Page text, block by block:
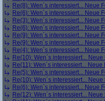
Re(8): Wen´s interessiert... Neue
Re(6): Wen´s interessiert... Neue
Re(3): Wen´s interessiert... Neue
Re(6): Wen´s interessiert... Neue
Re(9): Wen´s interessiert... Neue
Re(9): Wen´s interessiert... Neue
Re(4): Wen´s interessiert... Neue
Re(10): Wen´s interessiert... Neue
Re(11): Wen´s interessiert... Neue
Re(5): Wen´s interessiert... Neue
Re(10): Wen´s interessiert... Neue
Re(6): Wen´s interessiert... Neue
Re(12): Wen´s interessiert... Neue